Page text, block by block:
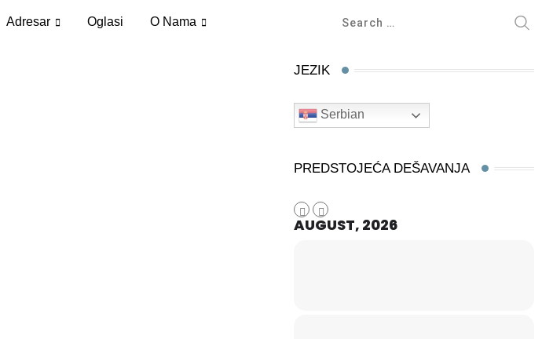
Adresar Oglasi O Nama
JEZIK
Serbian
PREDSTOJEĆA DEŠAVANJA
AUGUST, 2026